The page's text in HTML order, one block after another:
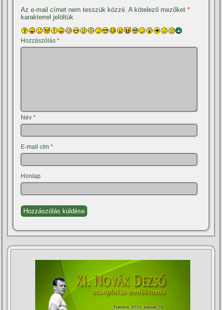
Az e-mail címet nem tesszük közzé. A kötelező mezőket*
karakterrel jelöltük
Hozzászólás*
Név*
E-mail cím*
Honlap